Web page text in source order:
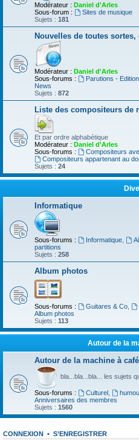
Modérateur : Daniel d'Arles
Sous-forum :
Sites de musique
Sujets : 181
Nouvelles de toutes
Modérateur : Daniel d'Arles
Sous-forums :
Parutions -
News
Sujets : 872
Liste des compositeurs de
Et par ordre alphabétique
Modérateur : Daniel d'Arles
Sous-forums :
Compositeurs
Compositeurs appartenant au
Sujets : 24
Informatique
Sous-forums : Informatique,
partitions
Sujets : 258
Album photos
Sous-forums : Guitares & Co,
Album photos
Sujets : 113
Autour de la
Autour de la machine à café
bla...bla...bla... les sujets
Sous-forums : Culturel,
Anniversaires des membres
Sujets : 1560
CONNEXION • S’ENREGISTRER